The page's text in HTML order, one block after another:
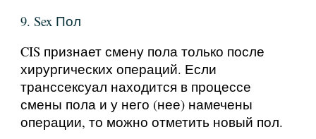
9. Sex Пол
CIS признает смену пола только после
хирургических операций. Если
транссексуал находится в процессе
смены пола и у него (нее) намечены
операции, то можно отметить новый пол.